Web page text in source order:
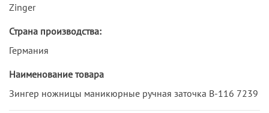
Zinger
Страна производства:
Германия
Наименование товара
Зингер ножницы маникюрные ручная заточка B-116 7239